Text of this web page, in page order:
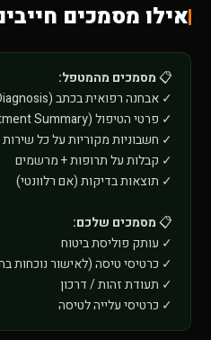
אילו מסמכים
📋מסמכים מהמטפל:
✓ אבחנה רפואית בכתב (Diagnosis)
✓ פרטי הטיפול (Treatment Summary)
✓ חשבוניות מקוריות על כל שירות
✓ קבלות על תרופות + מרשמים
✓ תוצאות בדיקות (אם רלוונטי)
📋מסמכים שלכם:
✓ עותק פוליסת ביטוח
✓ כרטיסי טיסה (לאישור נוכחות
✓ תעודת זהות / דרכון
✓ כרטיסי עלייה לטיסה